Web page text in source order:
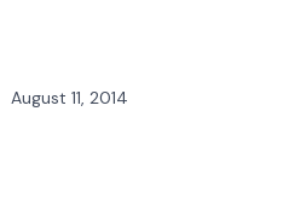
August 11, 2014